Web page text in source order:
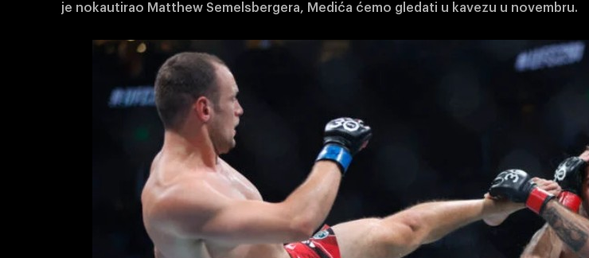
je nokautirao Matthew Semelsbergera, Medića ćemo gledati u kavezu u novembru.